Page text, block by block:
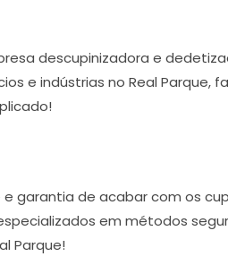
descupinizadora e
e indústrias no Real Parque,
garantia de acabar com os
em métodos
Parque!